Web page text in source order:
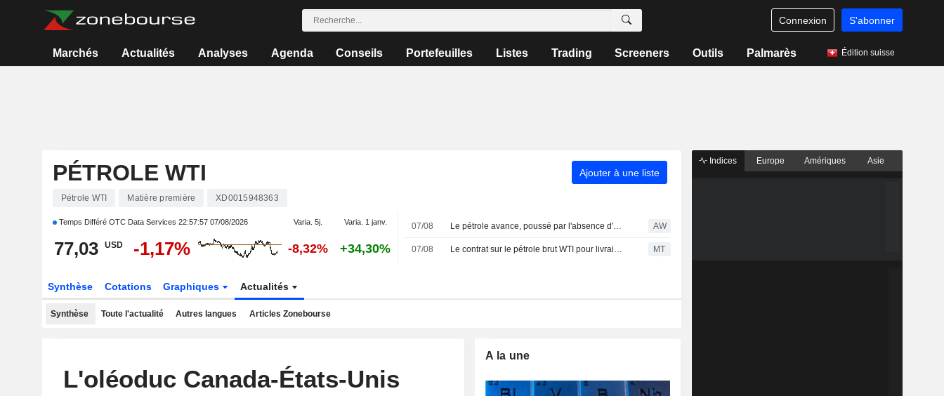
Connexion S'abonner
Marchés Actualités Analyses Agenda Conseils Portefeuilles Listes Trading Screeners Outils Palmarès Édition suisse
PÉTROLE WTI Ajouter à une liste
Pétrole WTI Matière première XD0015948363
Temps Différé OTC Data Services 22:57:57 07/08/2026 Varia. 5j. Varia. 1 janv.
77,03 USD -1,17% -8,32% +34,30%
07/08 Le pétrole avance, poussé par l'absence d'accord au Moyen-Orient AW
07/08 Le contrat sur le pétrole brut WTI pour livraison en septembre clôture en hausse de 0,89 $, soit 1,2 %, à 78,18 $ le baril. Le Brent pour livraison en octobre progressait dernièrement de 0,89 $, soit 1,1 %, à 83,38 $. MT
Synthèse Cotations Graphiques Actualités
Synthèse Toute l'actualité Autres langues Articles Zonebourse
L'oléoduc Canada-États-Unis
A la une
Indices Europe Amériques Asie